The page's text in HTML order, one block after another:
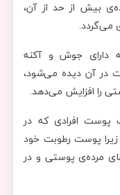
بیش از حد از آن،
می‌گردد.
دارای جوش و آکنه
در آن دیده می‌شود،
را افزایش می‌دهد.
پوست افرادی که در
پوست رطوبت خود
مرده‌ی پوستی و در